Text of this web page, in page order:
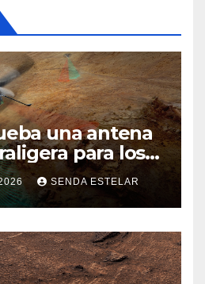
una antena
para los
Mars
SENDA ESTELAR